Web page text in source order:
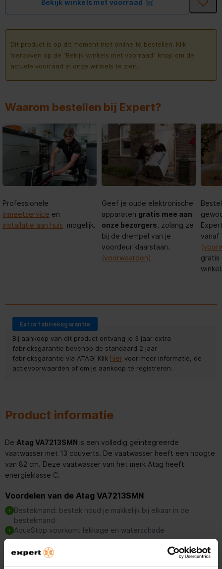
Bekijk winkels met voorraad
Dit product is op dit moment niet online te bestellen. Klik
hierboven op de "Bekijk winkels met voorraad" knop om de
actuele voorraad in onze winkels te zien.
Waarom bestellen bij Expert?
Professionele
inmeetservice en
installatie aan huis mogelijk.
Geef je oude elektronische
apparaten gratis mee aan
onze bezorgers , zolang ze
bij de drempel van je
voordeur klaarstaan.
(voorwaarden)
vanaf
gratis
Extra fabrieksgarantie
Bij aankoop van dit product ontvang je 3 jaar extra
fabrieksgarantie bovenop de standaard 2 jaar
fabrieksgarantie via ATAG! Klik hier voor meer informatie, de
actievoorwaarden of om je aankoop te registreren.
Product informatie
De Atag VA7213SMN is een volledig geïntegreerde
vaatwasser met 13 couverts. De vaatwasser heeft een hoogte
van 82 cm. Deze vaatwasser van het merk Atag heeft
energieklasse C.
Voordelen van de Atag VA7213SMN
Bestekmand: bestek houd je makkelijk bij elkaar in de
bestekmand
AquaStop voorkomt lekkage en waterschade
Bestekmand